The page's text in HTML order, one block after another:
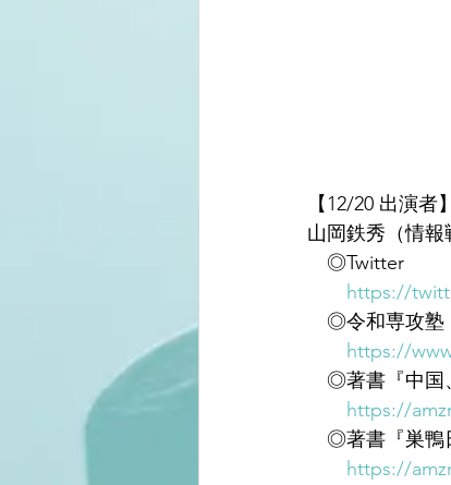
【12/20 出演者】
山岡鉄秀（情報
◎Twitter
https://
◎令和専攻塾
https://
◎著書『中国
https://
◎著書『巣鴨
https://